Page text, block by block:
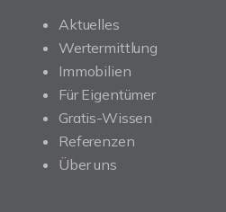
Aktuelles
Wertermittlung
Immobilien
Für Eigentümer
Gratis-Wissen
Referenzen
Über uns